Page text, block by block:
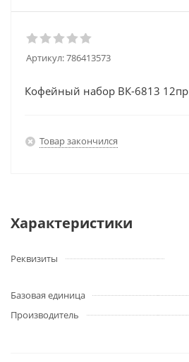
Артикул:786413573
Кофейный набор ВК-6813 12пр
Товар закончился
Характеристики
Реквизиты
Базовая единица
Производитель